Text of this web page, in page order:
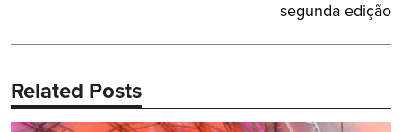
segunda edição
Related Posts